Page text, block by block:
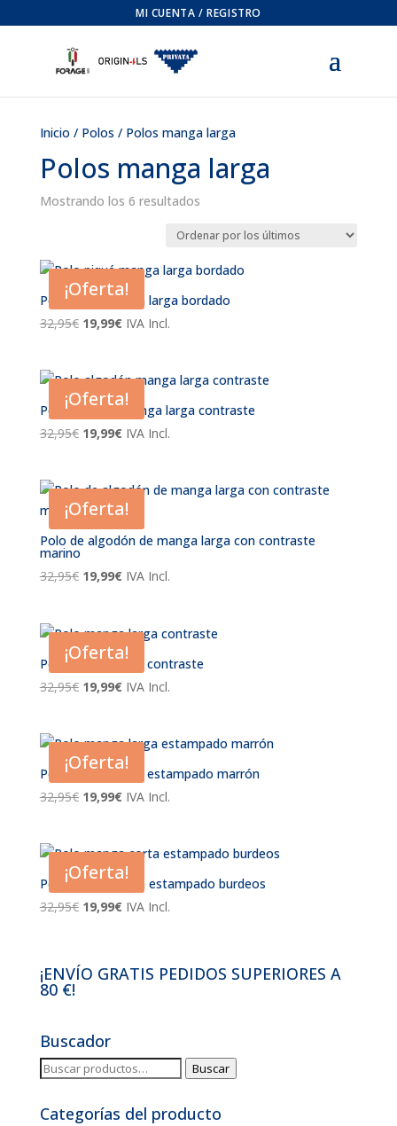
MI CUENTA / REGISTRO
Inicio / Polos / Polos manga larga
Polos manga larga
Mostrando los 6 resultadosOrdenado
los
últimos
¡Oferta!
Polo piqué manga larga bordado
32,95€ El
era:
32,95€.
19,99€El
es:
19,99€.
IVA Incl.
¡Oferta!
Polo algodón manga larga contraste
32,95€ El
era:
32,95€.
19,99€El
es:
19,99€.
IVA Incl.
¡Oferta!
Polo de algodón de manga larga con contraste
marino
32,95€ El
era:
32,95€.
19,99€El
es:
19,99€.
IVA Incl.
¡Oferta!
Polo manga larga contraste
32,95€ El
era:
32,95€.
19,99€El
es:
19,99€.
IVA Incl.
¡Oferta!
Polo manga larga estampado marrón
32,95€ El
era:
32,95€.
19,99€El
es:
19,99€.
IVA Incl.
¡Oferta!
Polo manga corta estampado burdeos
32,95€ El
era:
19,99€El
es:
IVA Incl.
¡ENVÍO GRATIS PEDIDOS SUPERIORES A
80 €!
Buscador
Buscar
Buscar
Categorías del producto